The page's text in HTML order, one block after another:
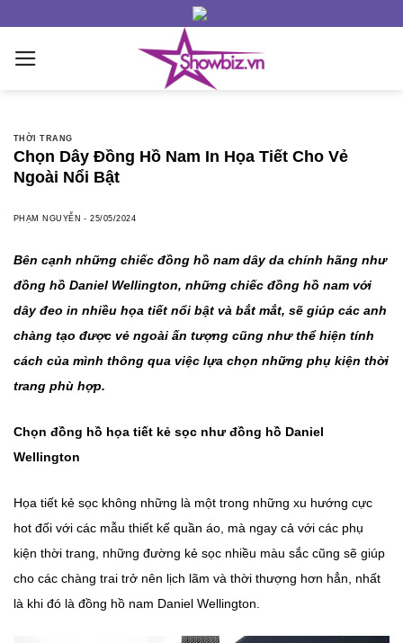
content
THỜI TRANG
Chọn Dây Đồng Hồ Nam In Họa Tiết Cho Vẻ
Ngoài Nổi Bật
PHẠM NGUYỄN -25/05/2024
Bên cạnh những chiếc đồng hồ nam dây da chính hãng như
đồng hồ Daniel Wellington, những chiếc đồng hồ nam với
dây đeo in nhiều họa tiết nổi bật và bắt mắt, sẽ giúp các anh
chàng tạo được vẻ ngoài ấn tượng cũng như thể hiện tính
cách của mình thông qua việc lựa chọn những phụ kiện thời
trang phù hợp.
Chọn đồng hồ họa tiết kẻ sọc như đồng hồ Daniel
Wellington
Họa tiết kẻ sọc không những là một trong những xu hướng cực
hot đối với các mẫu thiết kế quần áo, mà ngay cả với các phụ
kiện thời trang, những đường kẻ sọc nhiều màu sắc cũng sẽ giúp
cho các chàng trai trở nên lịch lãm và thời thượng hơn hẳn, nhất
là khi đó là đồng hồ nam Daniel Wellington.